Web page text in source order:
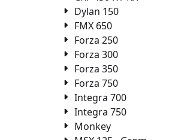
Dylan 150
FMX 650
Forza 250
Forza 300
Forza 350
Forza 750
Integra 700
Integra 750
Monkey